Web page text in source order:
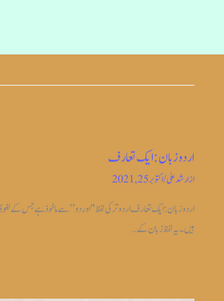
اردو زبان: ایک تعارف
ازارشد علی/اکتوبر 25, 2021
اردو زبان: ایک تعارف اردو ترکی لفظ "اوردو” سے ماخوذ ہے جس کے
ہیں۔ یہ لفظ زبان کے…